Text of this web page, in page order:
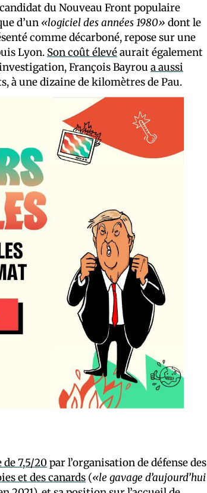
du Nouveau Front populaire
d’un «logiciel des années 1980» dont le
comme décarboné, repose sur une
Lyon. Son coût élevéaurait également
François Bayrou a aussi
à une dizaine de kilomètres de Pau.
7,5/20 par l’organisation de défense des
et des canards («le gavage d’aujourd’hui